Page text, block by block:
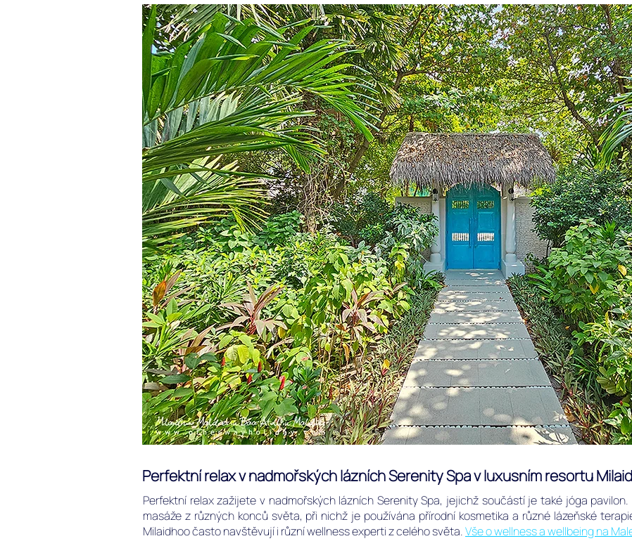
Perfektní relax v nadmořských lázních Serenity Spa v luxusním resortu
Perfektní relax zažijete v nadmořských lázních Serenity Spa, jejichž součástí je také jóga
masáže z různých konců světa, při nichž je používána přírodní kosmetika a různé lázeňské
Milaidhoo často navštěvují i různí wellness experti z celého světa.Vše o wellness a wellbeing na